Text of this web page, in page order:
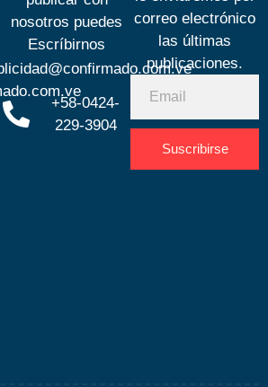
nosotros puedes
Escríbirnos
+58-0424-
229-3904
correo electrónico
las últimas
publicaciones.
Suscribirse